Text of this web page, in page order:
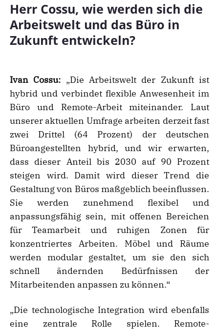
Herr Cossu, wie werden sich die
Arbeitswelt und das Büro in
Zukunft entwickeln?
Ivan Cossu: „Die Arbeitswelt der Zukunft ist
hybrid und verbindet flexible Anwesenheit im
Büro und Remote-Arbeit miteinander. Laut
unserer aktuellen Umfrage arbeiten derzeit fast
zwei Drittel (64 Prozent) der deutschen
Büroangestellten hybrid, und wir erwarten,
dass dieser Anteil bis 2030 auf 90 Prozent
steigen wird. Damit wird dieser Trend die
Gestaltung von Büros maßgeblich beeinflussen.
Sie werden zunehmend flexibel und
anpassungsfähig sein, mit offenen Bereichen
für Teamarbeit und ruhigen Zonen für
konzentriertes Arbeiten. Möbel und Räume
werden modular gestaltet, um sie den sich
schnell ändernden Bedürfnissen der
Mitarbeitenden anpassen zu können.“
„Die technologische Integration wird ebenfalls
eine zentrale Rolle spielen. Remote-